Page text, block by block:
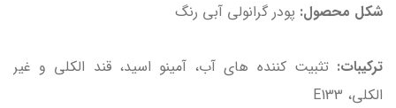
شکل محصول: پودر گرانولی آبی رنگ
ترکیبات: تثبیت کننده های آب، آمینو اسید، قند الکلی و غیر
الکلی، E133